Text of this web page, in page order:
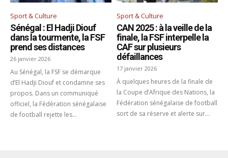
Sport & Culture
Sénégal : El Hadji Diouf
dans la tourmente, la FSF
prend ses distances
26 janvier 2026
Au Sénégal, la FSF se démarque
d’El Hadji Diouf et condamne ses
propos. Dans un communiqué
officiel, la Fédération sénégalaise
de football rejette les...
Sport & Culture
CAN 2025 : à la veille de la
finale, la FSF interpelle la
CAF sur plusieurs
défaillances
17 janvier 2026
À quelques heures de la finale de
la Coupe d’Afrique des Nations, la
Fédération sénégalaise de football
sort de sa réserve et alerte sur...